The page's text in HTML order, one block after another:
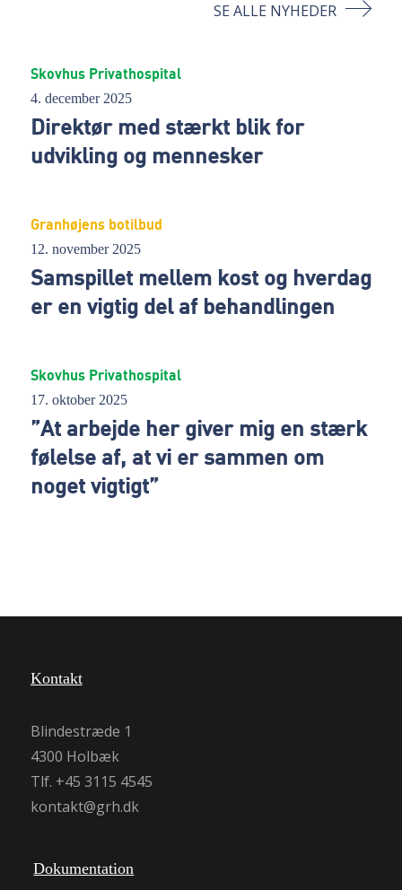
SE ALLE NYHEDER
Direktør med stærkt blik for
udvikling og mennesker
4. december 2025
Skovhus Privathospital
Samspillet mellem kost og hverdag
er en vigtig del af behandlingen
12. november 2025
Granhøjens botilbud
”At arbejde her giver mig en stærk
følelse af, at vi er sammen om
noget vigtigt”
17. oktober 2025
Skovhus Privathospital
Kontakt
Blindestræde 1
4300 Holbæk
Tlf. +45 3115 4545
kontakt@grh.dk
Dokumentation